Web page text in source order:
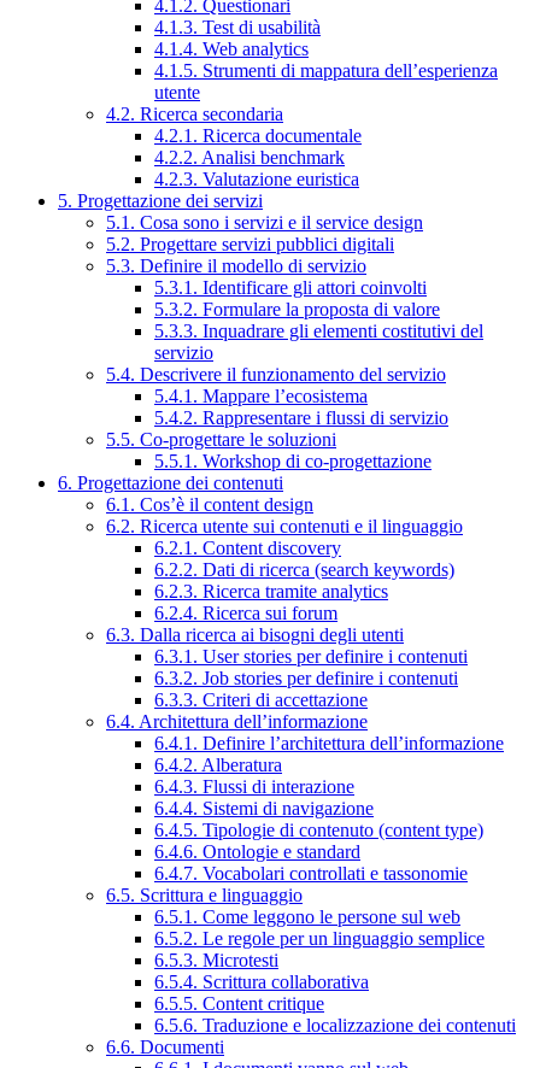
4.1.2. Questionari
4.1.3. Test di usabilità
4.1.4. Web analytics
4.1.5. Strumenti di mappatura dell’esperienza
utente
4.2. Ricerca secondaria
4.2.1. Ricerca documentale
4.2.2. Analisi benchmark
4.2.3. Valutazione euristica
5. Progettazione dei servizi
5.1. Cosa sono i servizi e il service design
5.2. Progettare servizi pubblici digitali
5.3. Definire il modello di servizio
5.3.1. Identificare gli attori coinvolti
5.3.2. Formulare la proposta di valore
5.3.3. Inquadrare gli elementi costitutivi del
servizio
5.4. Descrivere il funzionamento del servizio
5.4.1. Mappare l’ecosistema
5.4.2. Rappresentare i flussi di servizio
5.5. Co-progettare le soluzioni
5.5.1. Workshop di co-progettazione
6. Progettazione dei contenuti
6.1. Cos’è il content design
6.2. Ricerca utente sui contenuti e il linguaggio
6.2.1. Content discovery
6.2.2. Dati di ricerca (search keywords)
6.2.3. Ricerca tramite analytics
6.2.4. Ricerca sui forum
6.3. Dalla ricerca ai bisogni degli utenti
6.3.1. User stories per definire i contenuti
6.3.2. Job stories per definire i contenuti
6.3.3. Criteri di accettazione
6.4. Architettura dell’informazione
6.4.1. Definire l’architettura dell’informazione
6.4.2. Alberatura
6.4.3. Flussi di interazione
6.4.4. Sistemi di navigazione
6.4.5. Tipologie di contenuto (content type)
6.4.6. Ontologie e standard
6.4.7. Vocabolari controllati e tassonomie
6.5. Scrittura e linguaggio
6.5.1. Come leggono le persone sul web
6.5.2. Le regole per un linguaggio semplice
6.5.3. Microtesti
6.5.4. Scrittura collaborativa
6.5.5. Content critique
6.5.6. Traduzione e localizzazione dei contenuti
6.6. Documenti